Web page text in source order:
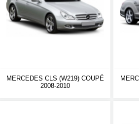
MERCEDES CLS (W219) COUPÉ
2008-2010